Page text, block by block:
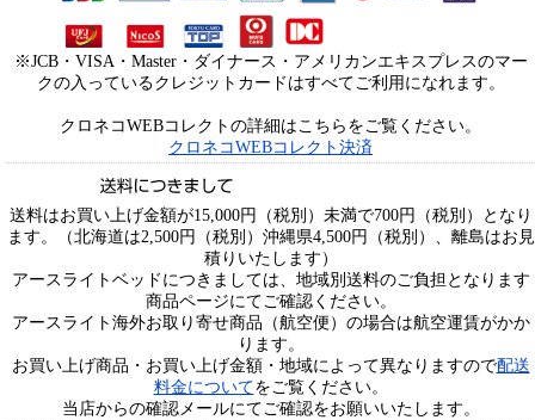
※JCB・VISA・Master・ダイナース・アメリカンエキスプレスのマー
クの入っているクレジットカードはすべてご利用になれます。
クロネコWEBコレクトの詳細はこちらをご覧ください。
クロネコWEBコレクト決済
送料はお買い上げ金額が15,000円（税別）未満で700円（税別）となり
ます。（北海道は2,500円（税別）沖縄県4,500円（税別）、離島はお見
積りいたします）
アースライトベッドにつきましては、地域別送料のご負担となります
商品ページにてご確認ください。
アースライト海外お取り寄せ商品（航空便）の場合は航空運賃がかか
ります。
お買い上げ商品・お買い上げ金額・地域によって異なりますので配送
料金についてをご覧ください。
当店からの確認メールにてご確認をお願いいたします。